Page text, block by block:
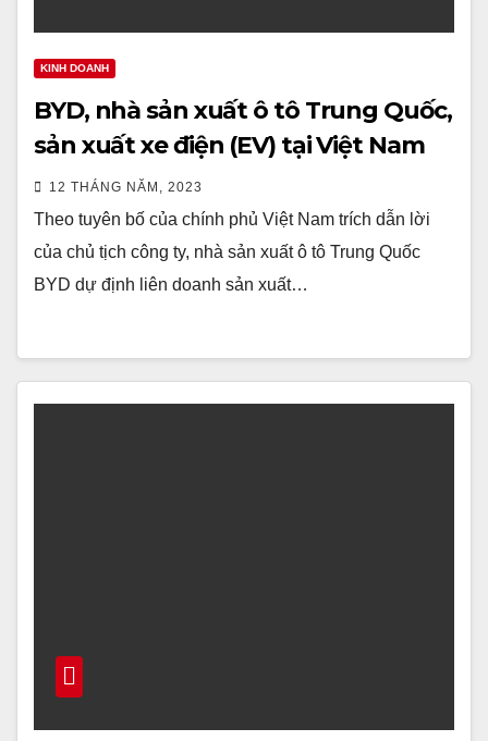
KINH DOANH
BYD, nhà sản xuất ô tô Trung Quốc,
sản xuất xe điện (EV) tại Việt Nam
12 THÁNG NĂM, 2023
Theo tuyên bố của chính phủ Việt Nam trích dẫn lời
của chủ tịch công ty, nhà sản xuất ô tô Trung Quốc
BYD dự định liên doanh sản xuất…